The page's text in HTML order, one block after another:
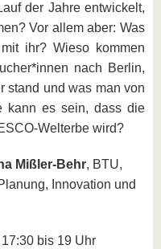
der Jahre entwickelt,
Vor allem aber: Was
ihr? Wieso kommen
nach Berlin,
stand und was man von
kann es sein, dass die
Welterbe wird?
Mißler-Behr, BTU,
Innovation und
bis 19 Uhr